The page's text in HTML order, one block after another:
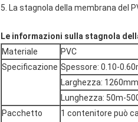
5. La stagnola della membrana del
Le informazioni sulla stagnola
Materiale
PVC
Specificazione Spessore: 0.10-
Larghezza:
Lunghezza: 50m-
Pacchetto
1 contenitore può